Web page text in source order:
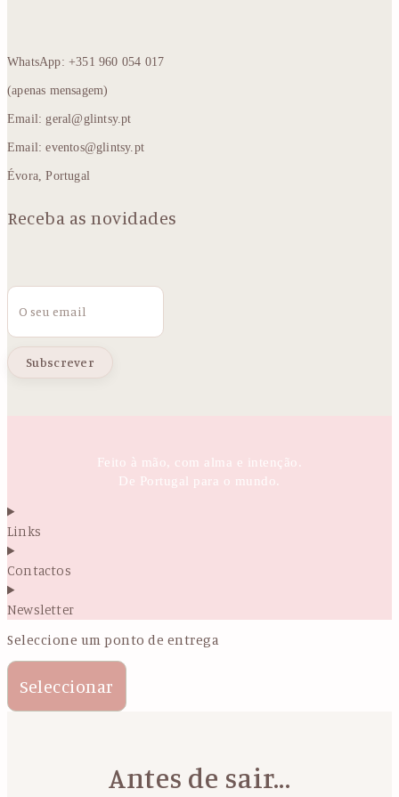
WhatsApp: +351 960 054 017
(apenas mensagem)
Email: geral@glintsy.pt
Email: eventos@glintsy.pt
Évora, Portugal
Receba as novidades
Email
Feito à mão, com alma e intenção.
De Portugal para o mundo.
Links
Contactos
Newsletter
Seleccione um ponto de entrega
Seleccionar
Antes de sair...